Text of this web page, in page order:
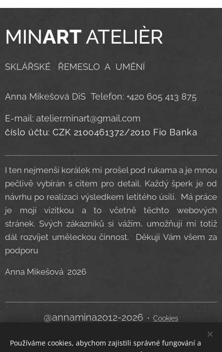
MINARTATELIÈR
SKLÁŘSKÉ ŘEMESLO A UMĚNÍ
Anna Mikešová DiS Telefon: +420 605 413 875
E-mail: atelier.minart@gmail.com
číslo účtu: CZK 2100461372/2010 Fio Banka
I ten nejmenší korálek mi prošel pod rukama a je mnou
pečlivě vybírán s citem pro detail. Každý šperk je od
návrhu po realizaci výsledkem letitého úsilí. Má práce
je mojí vizitkou a to včetně těchto webových
stránek. Svých zákazníků si vážím, umožňují mi totiž
dál rozvíjet uměleckou činnost. Děkuji Vám všem za
podporu
Anna Mikešová 2026
@annamina2012-2026 Cookies
Jazyky
Používáme cookies, abychom zajistili správné fungování a